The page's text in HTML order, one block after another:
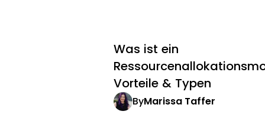
Was ist ein
Vorteile & Typen
ByMarissa Taffer